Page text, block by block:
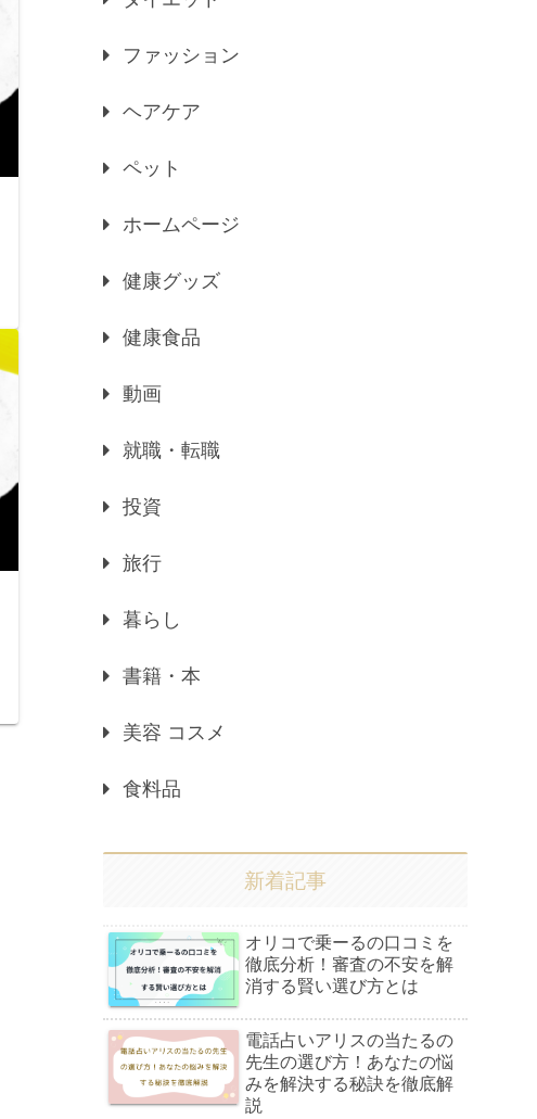
ファッション
ヘアケア
ペット
ホームページ
健康グッズ
健康食品
動画
就職・転職
投資
旅行
暮らし
書籍・本
美容 コスメ
食料品
新着記事
オリコで乗ーるの口コミを
徹底分析！審査の不安を解
消する賢い選び方とは
電話占いアリスの当たるの
先生の選び方！あなたの悩
みを解決する秘訣を徹底解
説